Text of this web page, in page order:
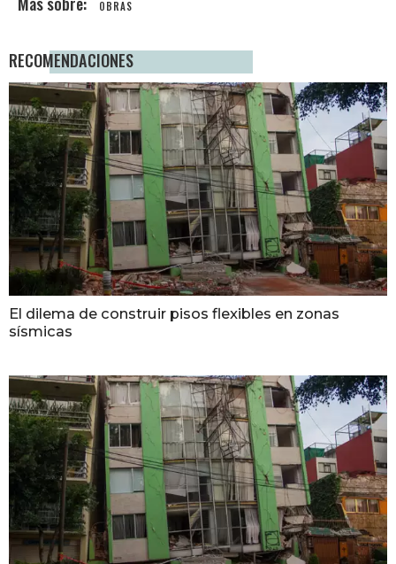
OBRAS
RECOMENDACIONES
El dilema de construir pisos flexibles en zonas
sísmicas